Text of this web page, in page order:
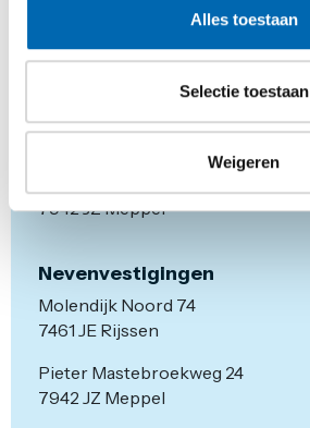
Alles toestaan
Selectie toestaan
Weigeren
Hoofdvestiging
7942 JZ Meppel
Nevenvestigingen
Molendijk Noord 74
7461 JE Rijssen
Pieter Mastebroekweg 24
7942 JZ Meppel